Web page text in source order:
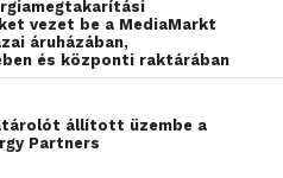
egymásnak a
minden rendben
A
a biztosításaik
extra váltási
vezet be a MediaMarkt
áruházában,
és központi raktárában
állított üzembe a
Partners